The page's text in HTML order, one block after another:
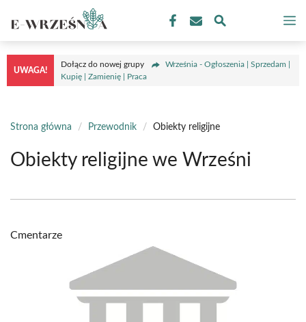
treści
UWAGA!
Dołącz do nowej grupy
Września - Ogłoszenia | Sprzedam |
Kupię | Zamienię | Praca
Strona główna / Przewodnik / Obiekty religijne
Obiekty religijne we Wrześni
Cmentarze